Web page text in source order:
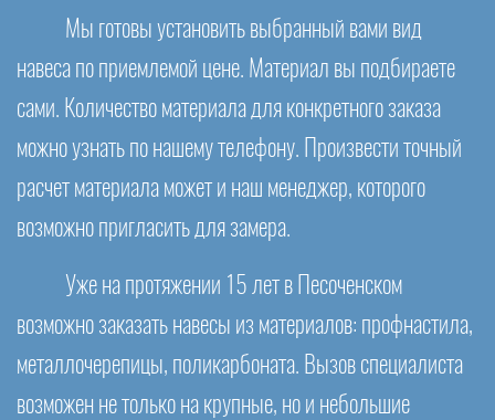
Мы готовы установить выбранный вами вид
навеса по приемлемой цене. Материал вы подбираете
сами. Количество материала для конкретного заказа
можно узнать по нашему телефону. Произвести точный
расчет материала может и наш менеджер, которого
возможно пригласить для замера.
Уже на протяжении 15 лет в Песоченском
возможно заказать навесы из материалов: профнастила,
металлочерепицы, поликарбоната. Вызов специалиста
возможен не только на крупные, но и небольшие